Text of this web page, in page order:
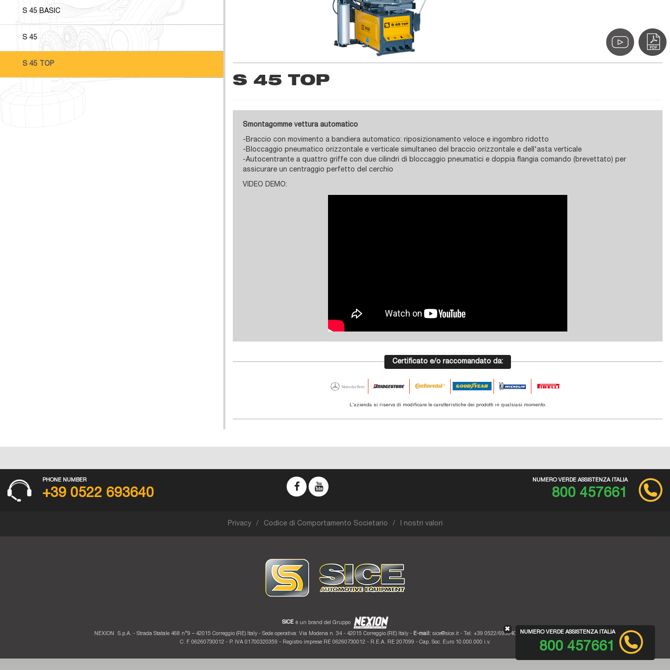
S 45 BASIC
S 45
S 45 TOP
S 45 TOP
Smontagomme vettura automatico
-Braccio con movimento a bandiera automatico: riposi­zionamento veloce e ingombro ridotto
-Bloccaggio pneumatico orizzontale e verticale simulta­neo del braccio orizzontale e dell'asta verticale
-Autocentrante a quattro griffe con due cilindri di bloccaggio pneumatici e doppia flangia comando (brevettato) per
assicurare un centraggio perfetto del cerchio
VIDEO DEMO:
Certificato e/o raccomandato da:
L'azienda si riserva di modificare le caratteristiche dei prodotti in qualsiasi momento.
PHONE NUMBER
+39 0522 693640
NUMERO VERDE ASSISTENZA ITALIA
800 457661
Privacy Codice di Comportamento Societario I nostri valori
SICE è un brand del Gruppo
NEXION S.p.A. - Strada Statale 468 n°9 – 42015 Correggio (RE) Italy - Sede operativa: Via Modena n. 34 - 42015 Correggio (RE) Italy - E-mail: sice@sice.it- Tel: +39 0522/693640 - Fax: +39 0522/642882
C. F. 06260730012 - P. IVA 01700320359 - Registro imprese RE 06260730012 - R.E.A. RE 207099 - Cap. Soc. Euro 10.000.000 i.v.
✖ NUMERO VERDE ASSISTENZA ITALIA
800 457661